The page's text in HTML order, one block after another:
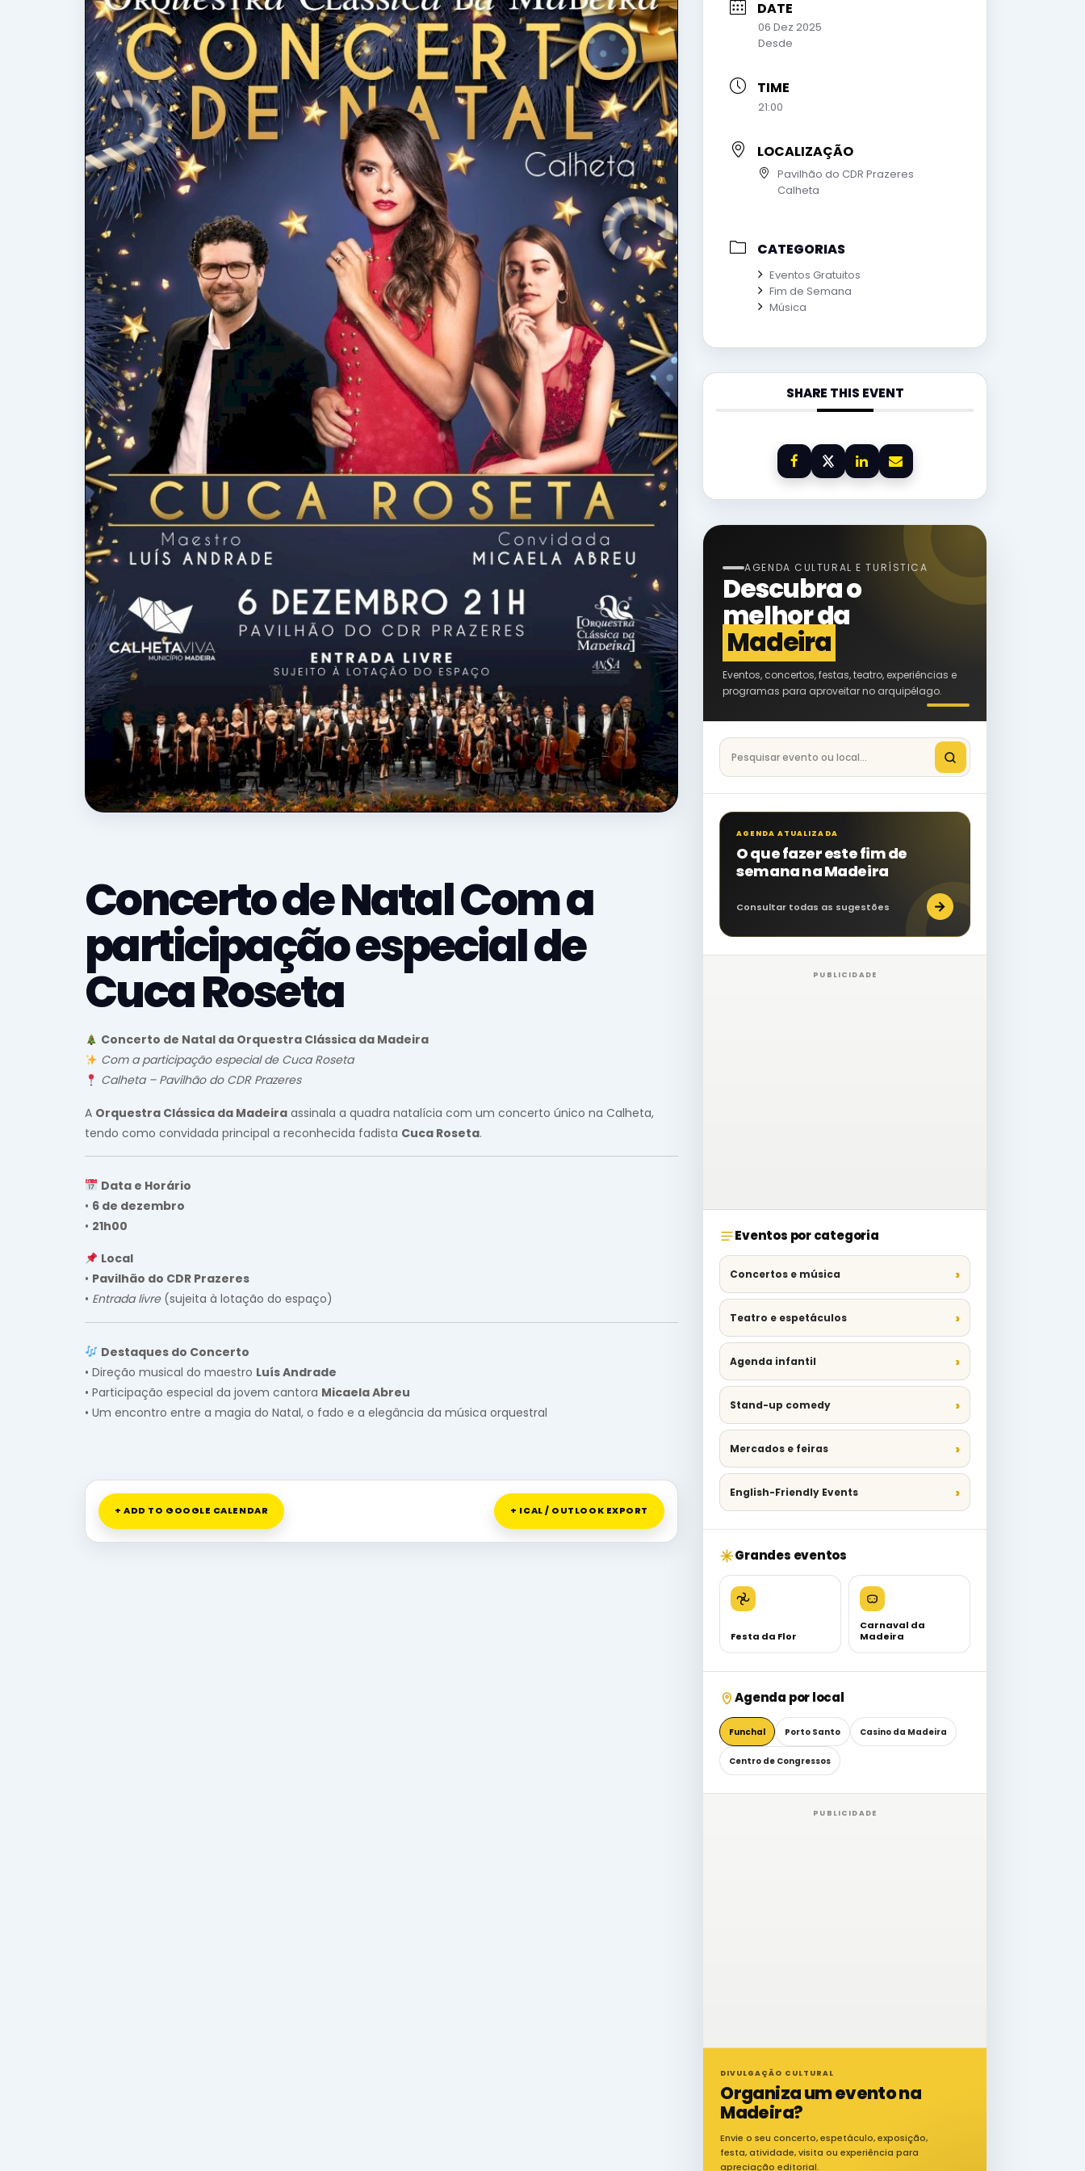
Concerto de Natal Com a
participação especial de
Cuca Roseta
Concerto de Natal da Orquestra Clássica da Madeira
Com a participação especial de Cuca Roseta
Calheta – Pavilhão do CDR Prazeres
A Orquestra Clássica da Madeira assinala a quadra natalícia com um concerto único na Calheta,
tendo como convidada principal a reconhecida fadista Cuca Roseta.
Data e Horário
• 6 de dezembro
• 21h00
Local
• Pavilhão do CDR Prazeres
• Entrada livre(sujeita à lotação do espaço)
Destaques do Concerto
• Direção musical do maestro Luís Andrade
• Participação especial da jovem cantora Micaela Abreu
• Um encontro entre a magia do Natal, o fado e a elegância da música orquestral
+ ADD TO GOOGLE CALENDAR + ICAL / OUTLOOK EXPORT
DATE
06 Dez 2025
Desde
TIME
21:00
LOCALIZAÇÃO
Pavilhão do CDR Prazeres
Calheta
CATEGORIAS
Eventos Gratuitos
Fim de Semana
Música
SHARE THIS EVENT
AGENDA CULTURAL E TURÍSTICA
Descubra o
melhor da
Madeira
Eventos, concertos, festas, teatro, experiências e
programas para aproveitar no arquipélago.
Pesquisar eventos na Madeira
AGENDA ATUALIZADA
O que fazer este fim de
semana na Madeira
Consultar todas as sugestões →
PUBLICIDADE
Eventos por categoria
Concertos e música
Teatro e espetáculos
Agenda infantil
Stand-up comedy
Mercados e feiras
English-Friendly Events
Grandes eventos
Festa da Flor
Carnaval da
Madeira
Agenda por local
Funchal Porto Santo Casino da Madeira
Centro de Congressos
PUBLICIDADE
DIVULGAÇÃO CULTURAL
Organiza um evento na
Madeira?
Envie o seu concerto, espetáculo, exposição,
festa, atividade, visita ou experiência para
apreciação editorial.